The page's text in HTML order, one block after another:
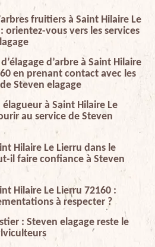
fruitiers à Saint Hilaire Le
orientez-vous vers les services
d’arbre à Saint Hilaire
en prenant contact avec les
Steven elagage
à Saint Hilaire Le
au service de Steven
Hilaire Le Lierru dans le
il faire confiance à Steven
Hilaire Le Lierru 72160 :
à respecter ?
: Steven elagage reste le